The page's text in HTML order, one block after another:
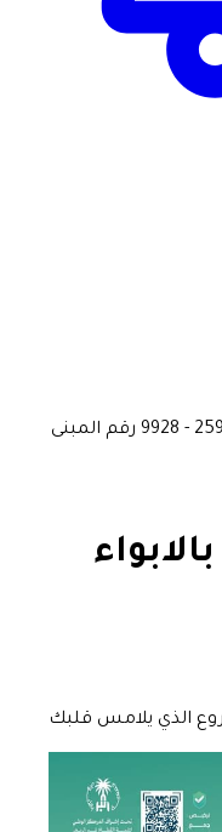
محافظة رابغ - مركز الأبواء 25977 - 9928 رقم المبنى
الذي يلامس قلبك